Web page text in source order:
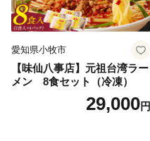
愛知県小牧市
【味仙八事店】元祖台湾ラー
メン 8食セット（冷凍）
29,000円